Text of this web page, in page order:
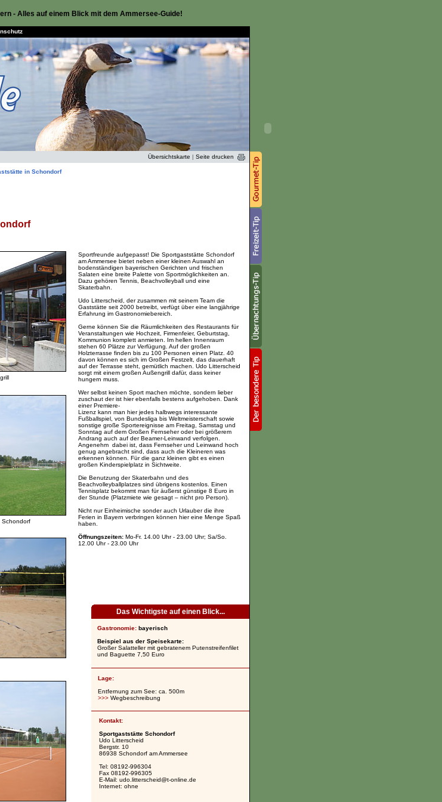
- Alles auf einem Blick mit dem Ammersee-Guide!
Übersichtskarte | Seite drucken
in Schondorf
Schondorf
Sportfreunde aufgepasst! Die Sportgaststätte Schondorf
am Ammersee bietet neben einer kleinen Auswahl an
bodenständigen bayerischen Gerichten und frischen
Salaten eine breite Palette von Sportmöglichkeiten an.
Dazu gehören Tennis, Beachvolleyball und eine
Skaterbahn.
Udo Litterscheid, der zusammen mit seinem Team die
Gaststätte seit 2000 betreibt, verfügt über eine langjährige
Erfahrung im Gastronomiebereich.
Gerne können Sie die Räumlichkeiten des Restaurants für
Veranstaltungen wie Hochzeit, Firmenfeier, Geburtstag,
Kommunion komplett anmieten. Im hellen Innenraum
stehen 60 Plätze zur Verfügung. Auf der großen
Holzterrasse finden bis zu 100 Personen einen Platz. 40
davon können es sich im Großen Festzelt, das dauerhaft
auf der Terrasse steht, gemütlich machen. Udo Litterscheid
sorgt mit einem großen Außengrill dafür, dass keiner
hungern muss.
Wer selbst keinen Sport machen möchte, sondern lieber
zuschaut der ist hier ebenfalls bestens aufgehoben. Dank
einer Premiere-
Lizenz kann man hier jedes halbwegs interessante
Fußballspiel, von Bundesliga bis Weltmeisterschaft sowie
sonstige große Sportereignisse am Freitag, Samstag und
Sonntag auf dem Großen Fernseher oder bei größerem
Andrang auch auf der Beamer-Leinwand verfolgen.
Angenehm dabei ist, dass Fernseher und Leinwand hoch
genug angebracht sind, dass auch die Kleineren was
erkennen können. Für die ganz kleinen gibt es einen
großen Kinderspielplatz in Sichtweite.
Die Benutzung der Skaterbahn und des
Beachvolleyballplatzes sind übrigens kostenlos. Einen
Tennisplatz bekommt man für äußerst günstige 8 Euro in
der Stunde (Platzmiete wie gesagt – nicht pro Person).
Nicht nur Einheimische sonder auch Urlauber die ihre
Ferien in Bayern verbringen können hier eine Menge Spaß
haben.
Öffnungszeiten: Mo-Fr. 14.00 Uhr - 23.00 Uhr; Sa/So.
12.00 Uhr - 23.00 Uhr
Das Wichtigste auf einen Blick...
Gastronomie: bayerisch
Beispiel aus der Speisekarte:
Großer Salatteller mit gebratenem Putenstreifenfilet
und Baguette 7,50 Euro
Lage:
Entfernung zum See: ca. 500m
>>> Wegbeschreibung
Kontakt:
Sportgaststätte Schondorf
Udo Litterscheid
Bergstr. 10
86938 Schondorf am Ammersee
Tel: 08192-996304
Fax 08192-996305
E-Mail: udo.litterscheid@t-online.de
Internet: ohne